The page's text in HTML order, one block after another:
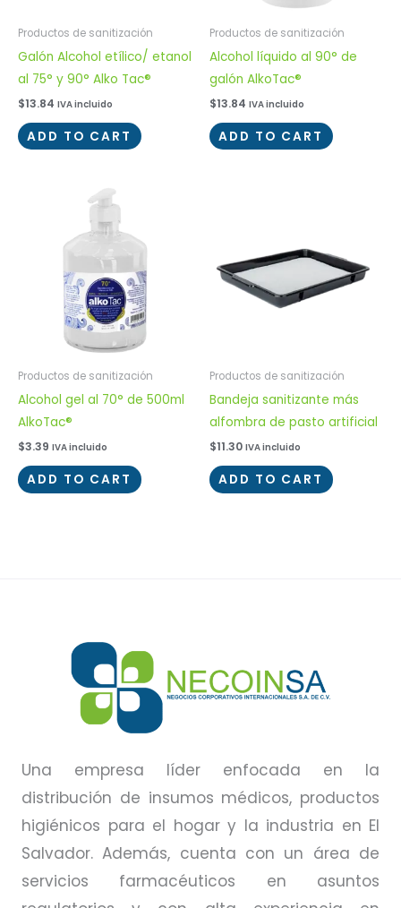
Productos de sanitización
Galón Alcohol etílico/ etanol
al 75° y 90° Alko Tac®
$13.84 IVA incluido
ADD TO CART
Productos de sanitización
Alcohol líquido al 90° de
galón AlkoTac®
$13.84 IVA incluido
ADD TO CART
Productos de sanitización
Alcohol gel al 70° de 500ml
AlkoTac®
$3.39 IVA incluido
ADD TO CART
Productos de sanitización
Bandeja sanitizante más
alfombra de pasto artificial
$11.30 IVA incluido
ADD TO CART
Una empresa líder enfocada en la
distribución de insumos médicos, productos
higiénicos para el hogar y la industria en El
Salvador. Además, cuenta con un área de
servicios farmacéuticos en asuntos